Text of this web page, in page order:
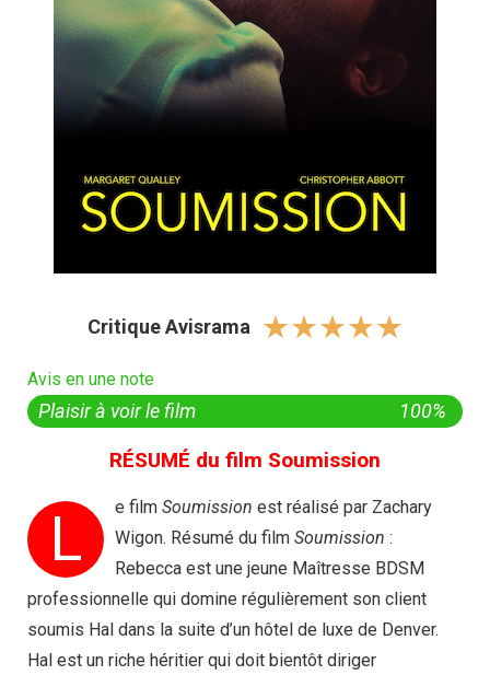
Critique Avisrama ☆☆☆☆☆
Avis en une note
Plaisir à voir le film 100%
RÉSUMÉ du film Soumission
L e film Soumission est réalisé par Zachary
Wigon. Résumé du film Soumission :
Rebecca est une jeune Maîtresse BDSM
professionnelle qui domine régulièrement son client
soumis Hal dans la suite d’un hôtel de luxe de Denver.
Hal est un riche héritier qui doit bientôt diriger